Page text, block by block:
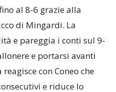
continuano a
avanti 3-0, per poi
al 8-6 grazie alla
di Mingardi. La
e pareggia i conti sul 9-
e portarsi avanti